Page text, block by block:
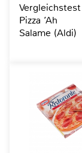
Vergleichstest
Pizza ’Ah
Salame (Aldi)